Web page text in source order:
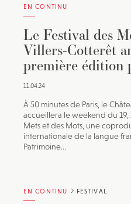
EN CONTINU
Le Festival des
Villers-Cotterêt
première édition
11.04.24
À 50 minutes de Paris, le
accueillera le weekend du 19,
Mets et des Mots, une
internationale de la langue
Patrimoine...
EN CONTINU FESTIVAL